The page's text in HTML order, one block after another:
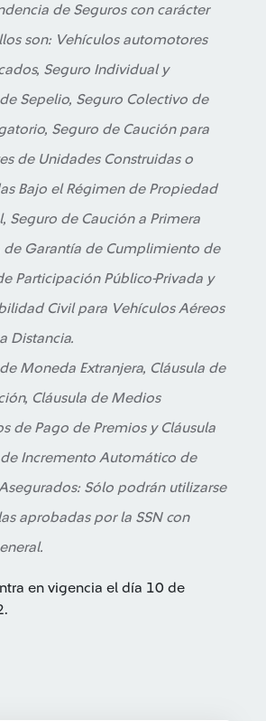
de Seguros con carácter
son: Vehículos automotores
Seguro Individual y
Sepelio, Seguro Colectivo de
Seguro de Caución para
de Unidades Construidas o
Bajo el Régimen de Propiedad
Seguro de Caución a Primera
de Garantía de Cumplimiento de
Participación Público-Privada y
Civil para Vehículos Aéreos
Distancia.
Moneda Extranjera, Cláusula de
Cláusula de Medios
de Pago de Premios y Cláusula
Incremento Automático de
Sólo podrán utilizarse
aprobadas por la SSN con
en vigencia el día 10 de